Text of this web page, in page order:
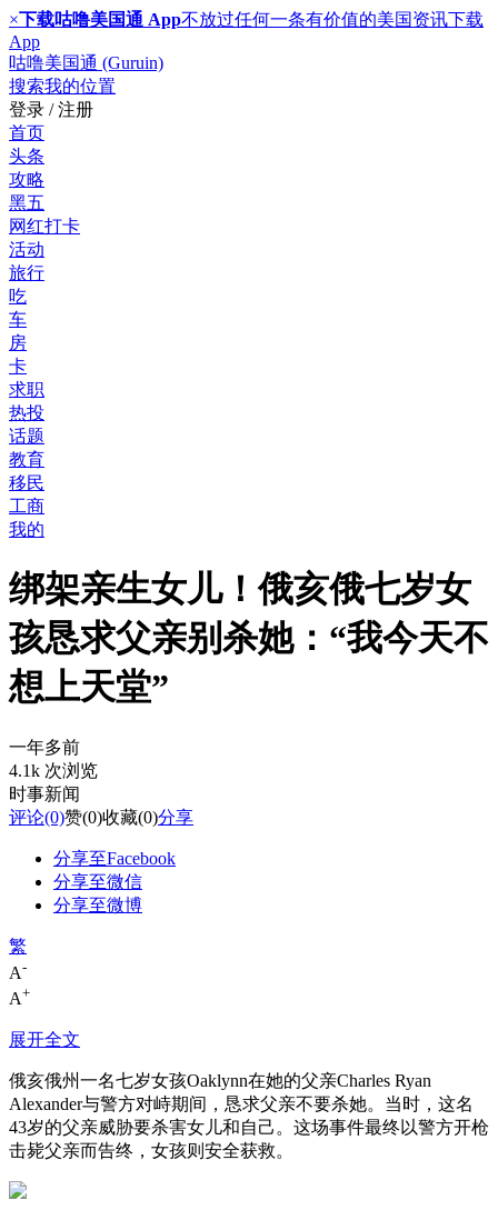
×下载咕噜美国通 App不放过任何一条有价值的美国资讯下载
App
咕噜美国通 (Guruin)
搜索我的位置
登录 / 注册
首页
头条
攻略
黑五
网红打卡
活动
旅行
吃
车
房
卡
求职
热投
话题
教育
移民
工商
我的
绑架亲生女儿！俄亥俄七岁女
孩恳求父亲别杀她：“我今天不
想上天堂”
一年多前
4.1k 次浏览
时事新闻
评论(0)赞(0)收藏(0)分享
分享至Facebook
分享至微信
分享至微博
繁
A-
A+
展开全文
俄亥俄州一名七岁女孩Oaklynn在她的父亲Charles Ryan
Alexander与警方对峙期间，恳求父亲不要杀她。当时，这名
43岁的父亲威胁要杀害女儿和自己。这场事件最终以警方开枪
击毙父亲而告终，女孩则安全获救。